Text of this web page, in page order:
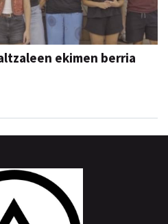
ekimen berria